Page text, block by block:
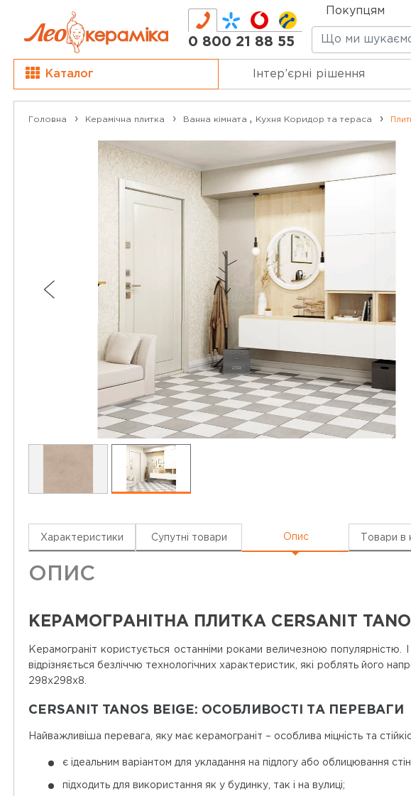
Покупцям
0 800 21 88 55
Каталог Інтер’єрні рішення
Головна Керамічна плитка Ванна кімната , Кухня Коридор та тераса
Характеристики Супутні товари Опис Товари в
ОПИС
КЕРАМОГРАНІТНА ПЛИТКА CERSANIT
Керамограніт користується останніми роками величезною
відрізняється безліччю технологічних характеристик, які роблять його
298x298x8.
CERSANIT TANOS BEIGE: ОСОБЛИВОСТІ ТА ПЕРЕВАГИ
Найважливіша перевага, яку має керамограніт – особлива міцність та
є ідеальним варіантом для укладання на підлогу або облицювання
підходить для використання як у будинку, так і на вулиці;